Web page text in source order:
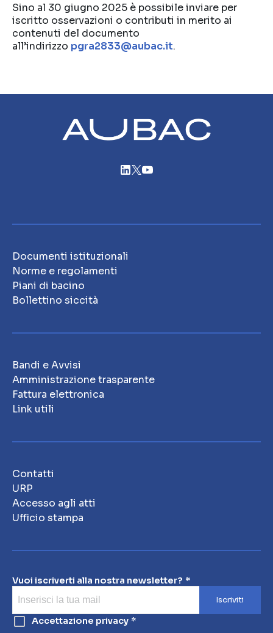
Sino al 30 giugno 2025 è possibile inviare per
iscritto osservazioni o contributi in merito ai
contenuti del documento
all’indirizzo pgra2833@aubac.it.
Documenti istituzionali
Norme e regolamenti
Piani di bacino
Bollettino siccità
Bandi e Avvisi
Amministrazione trasparente
Fattura elettronica
Link utili
Contatti
URP
Accesso agli atti
Ufficio stampa
Vuoi iscriverti alla nostra newsletter?
Iscriviti
Accettazione privacy